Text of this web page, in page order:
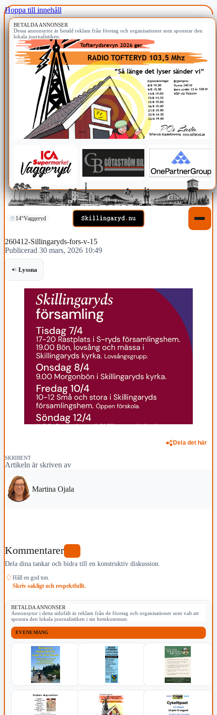
Hoppa till innehåll
BETALDA ANNONSER
Dessa annonsytor är betald reklam från företag och organisationer som sponsrar den
lokala journalistiken.
14°Vaggeryd
260412-Sillingaryds-fors-v-15
Publicerad 30 mars, 2026 10:49
Lyssna
Dela det här
SKRIBENT
Artikeln är skriven av
Martina Ojala
Kommentarer
Dela dina tankar och bidra till en konstruktiv diskussion.
♢ Håll en god ton.
Skriv sakligt och respektfullt.
BETALDA ANNONSER
Annonsytor i detta sidofält är reklam från de företag och organisationer som valt att
sponsra den lokala journalistiken i sin hemkommun.
EVENEMANG